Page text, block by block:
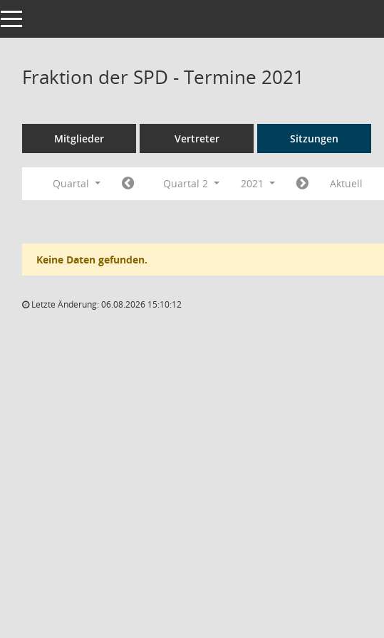
Toggle navigation
Fraktion der SPD - Termine 2021
Mitglieder Vertreter Sitzungen
Quartal Quartal 2 2021 Aktuell
Keine Daten gefunden.
Letzte Änderung: 06.08.2026 15:10:12